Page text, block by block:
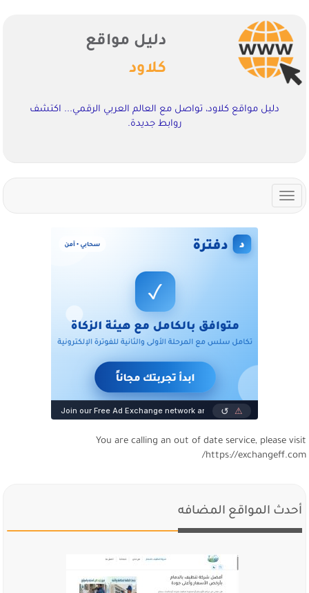
دليل مواقع
كلاود
دليل مواقع كلاود، تواصل مع العالم العربي الرقمي... اكتشف
روابط جديدة.
Toggle
navigation
You are calling an out of date service, please visit
https://exchangeff.com/
أحدث المواقع المضافه